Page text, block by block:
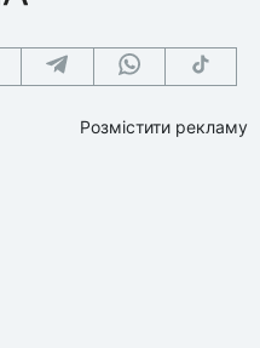
Розмістити рекламу